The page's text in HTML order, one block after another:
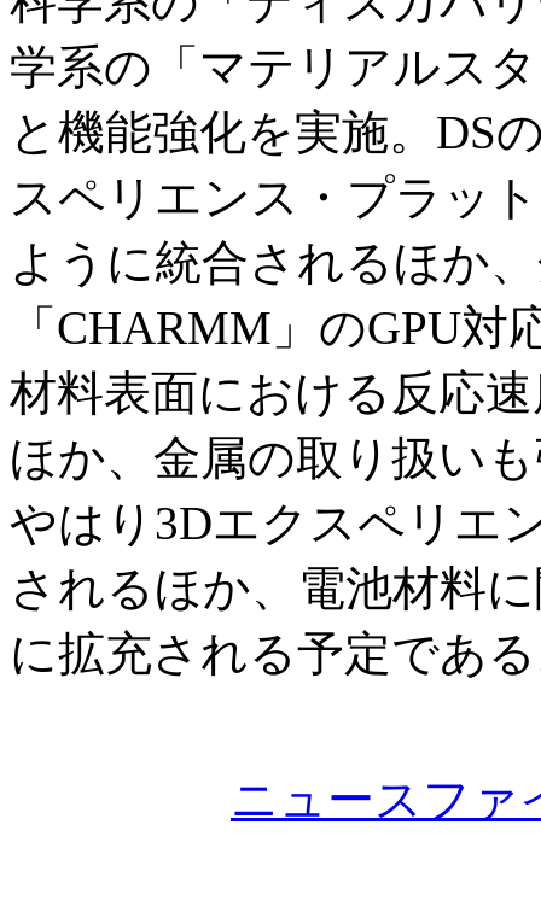
学系の「マテリアルス
と機能強化を実施。DS
スペリエンス・プラッ
ように統合されるほか
「CHARMM」のGPU
材料表面における反応
ほか、金属の取り扱い
やはり3Dエクスペリエ
されるほか、電池材料
に拡充される予定であ
ニュースファ